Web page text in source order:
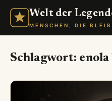
Welt der
MENSCHEN, DIE
Schlagwort: enola